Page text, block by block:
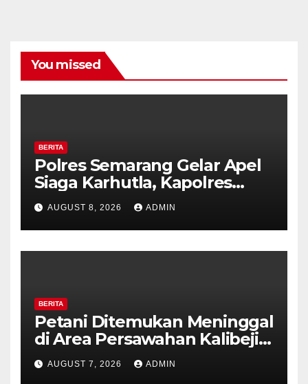
You missed
BERITA
Polres Semarang Gelar Apel
Siaga Karhutla, Kapolres
Tekankan Sinergi dan
Kesiapsiagaan Hadapi Musim
Kemarau.
AUGUST 8, 2026 ADMIN
BERITA
Petani Ditemukan Meninggal
di Area Persawahan Kalibeji,
Polisi Pastikan Tidak Ada
Tanda Kekerasan
AUGUST 7, 2026 ADMIN